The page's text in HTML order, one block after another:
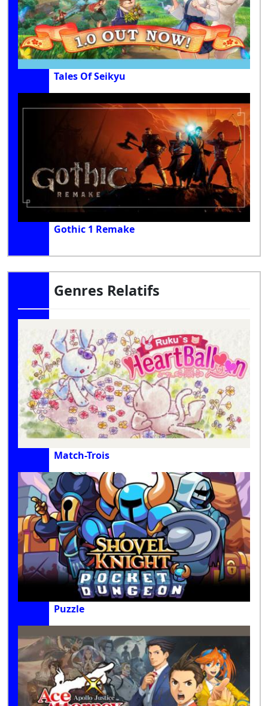
Tales Of Seikyu
Gothic 1 Remake
Genres Relatifs
Match-Trois
Puzzle